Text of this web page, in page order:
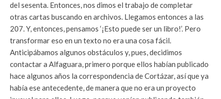
del sesenta. Entonces, nos dimos el trabajo de completar
otras cartas buscando en archivos. Llegamos entonces a las
207. Y, entonces, pensamos ‘¡Esto puede ser un libro!’. Pero
transformar eso en un texto no era una cosa fácil.
Anticipábamos algunos obstáculos y, pues, decidimos
contactar a Alfaguara, primero porque ellos habían publicado
hace algunos años la correspondencia de Cortázar, así que ya
había ese antecedente, de manera que no era un proyecto